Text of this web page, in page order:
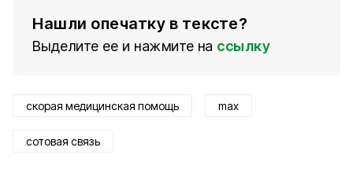
Нашли опечатку в тексте?
Выделите ее и нажмите на ссылку
скорая медицинская помощь max
сотовая связь